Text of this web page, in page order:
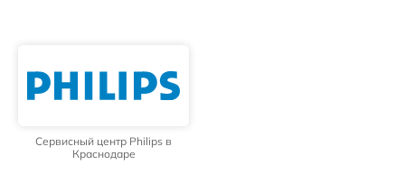
Сервисный центр Philips в
Краснодаре